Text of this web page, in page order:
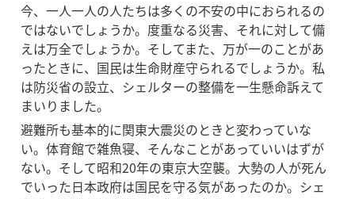
今、一人一人の人たちは多くの不安の中におられるの
ではないでしょうか。度重なる災害、それに対して備
えは万全でしょうか。そしてまた、万が一のことがあ
ったときに、国民は生命財産守られるでしょうか。私
は防災省の設立、シェルターの整備を一生懸命訴えて
まいりました。
避難所も基本的に関東大震災のときと変わっていな
い。体育館で雑魚寝、そんなことがあっていいはずが
ない。そして昭和20年の東京大空襲。大勢の人が死ん
でいった日本政府は国民を守る気があったのか。シェ